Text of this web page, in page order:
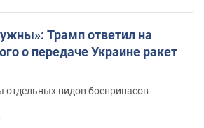
Трамп ответил на
о передаче Украине ракет
отдельных видов боеприпасов